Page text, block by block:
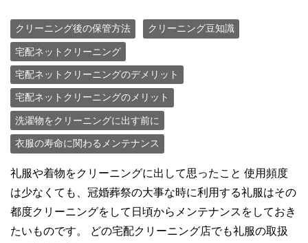
クリーニング後の保管方法 クリーニング豆知識
宅配ネットクリーニング
宅配ネットクリーニングのデメリット
宅配ネットクリーニングのメリット
洗濯物をクリーニングに出す前に
衣服の寿命に関わるメンテナンス
礼服や着物をクリーニングに出して思ったこと 使用頻度
は少なくても、冠婚葬祭の大事な時に利用する礼服はその
都度クリーニングをして日頃からメンテナンスをしておき
たいものです。 どの宅配クリーニング店でも礼服の取扱